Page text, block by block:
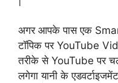
अगर आपके पास एक
टॉपिक पर YouTube
तरीके से YouTube पर
लगेगा यानी के